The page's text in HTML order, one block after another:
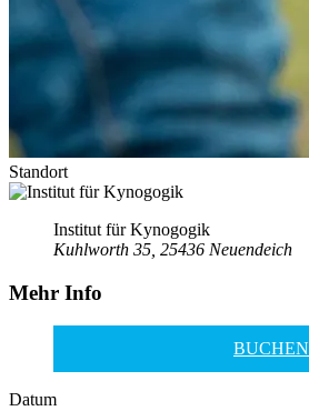
Standort
Institut für Kynogogik
Kuhlworth 35, 25436 Neuendeich
Mehr Info
BUCHEN
Datum